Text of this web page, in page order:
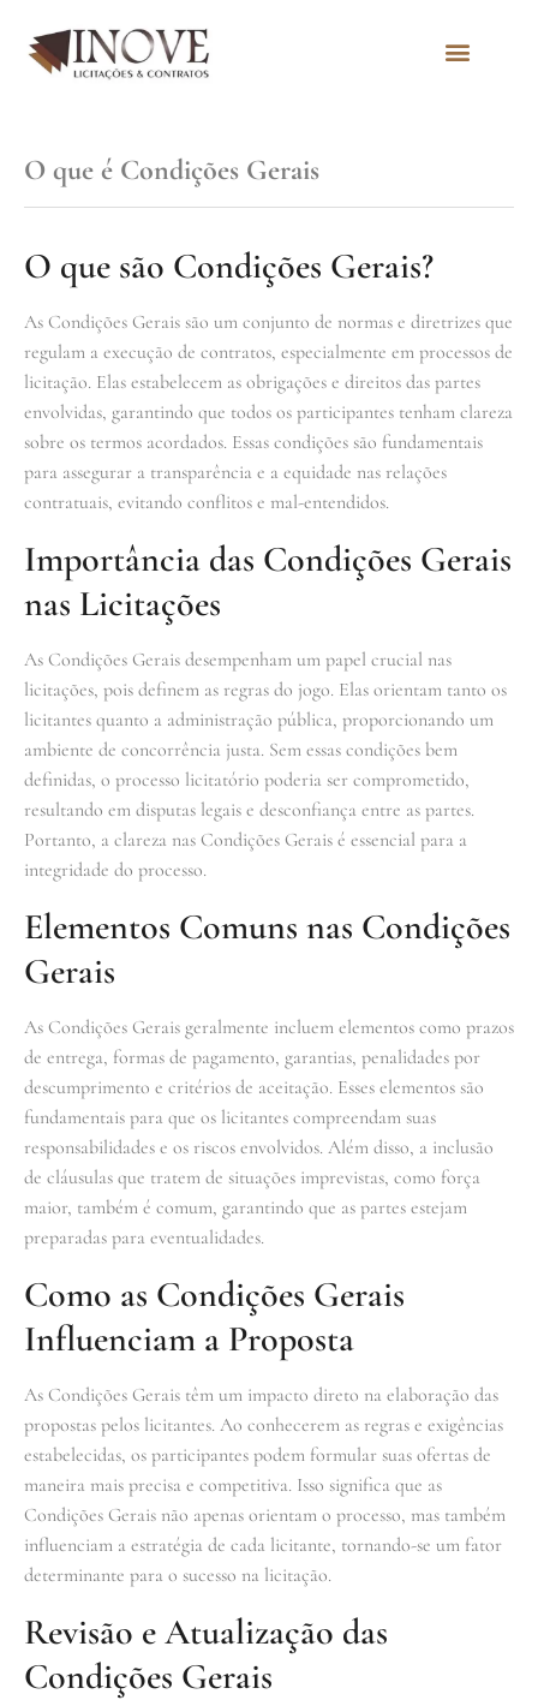
O que é Condições Gerais
O que são Condições Gerais?
As Condições Gerais são um conjunto de normas e diretrizes que
regulam a execução de contratos, especialmente em processos de
licitação. Elas estabelecem as obrigações e direitos das partes
envolvidas, garantindo que todos os participantes tenham clareza
sobre os termos acordados. Essas condições são fundamentais
para assegurar a transparência e a equidade nas relações
contratuais, evitando conflitos e mal-entendidos.
Importância das Condições Gerais
nas Licitações
As Condições Gerais desempenham um papel crucial nas
licitações, pois definem as regras do jogo. Elas orientam tanto os
licitantes quanto a administração pública, proporcionando um
ambiente de concorrência justa. Sem essas condições bem
definidas, o processo licitatório poderia ser comprometido,
resultando em disputas legais e desconfiança entre as partes.
Portanto, a clareza nas Condições Gerais é essencial para a
integridade do processo.
Elementos Comuns nas Condições
Gerais
As Condições Gerais geralmente incluem elementos como prazos
de entrega, formas de pagamento, garantias, penalidades por
descumprimento e critérios de aceitação. Esses elementos são
fundamentais para que os licitantes compreendam suas
responsabilidades e os riscos envolvidos. Além disso, a inclusão
de cláusulas que tratem de situações imprevistas, como força
maior, também é comum, garantindo que as partes estejam
preparadas para eventualidades.
Como as Condições Gerais
Influenciam a Proposta
As Condições Gerais têm um impacto direto na elaboração das
propostas pelos licitantes. Ao conhecerem as regras e exigências
estabelecidas, os participantes podem formular suas ofertas de
maneira mais precisa e competitiva. Isso significa que as
Condições Gerais não apenas orientam o processo, mas também
influenciam a estratégia de cada licitante, tornando-se um fator
determinante para o sucesso na licitação.
Revisão e Atualização das
Condições Gerais